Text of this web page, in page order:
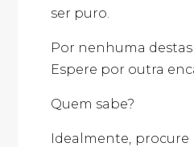
ser puro.
Por nenhuma destas
Espere por outra
Quem sabe?
Idealmente,